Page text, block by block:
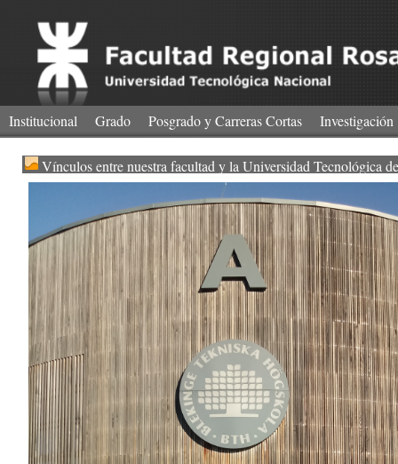
Institucional Grado Posgrado y Carreras Cortas Investigación
Vínculos entre nuestra facultad y la Universidad Tecnológica